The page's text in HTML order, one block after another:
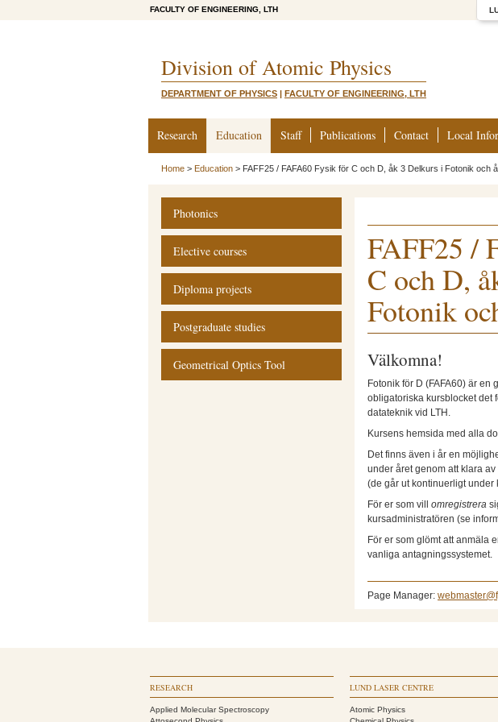
FACULTY OF ENGINEERING, LTH
Division of Atomic Physics
DEPARTMENT OF PHYSICS | FACULTY OF ENGINEERING, LTH
Research Education Staff Publications Contact Local
Home > Education > FAFF25 / FAFA60 Fysik för C och D, åk 3 Delkurs i Fotonik och
Photonics
Elective courses
Diploma projects
Postgraduate studies
Geometrical Optics Tool
FAFF25 /
C och D,
Fotonik
Välkomna!
Fotonik för D (FAFA60) är
obligatoriska kursblocket det
datateknik vid LTH.
Kursens hemsida med alla
Det finns även i år en
under året genom att klara
(de går ut kontinuerligt under
För er som vill omregistrera
kursadministratören (se
För er som glömt att anmäla
vanliga antagningssystemet.
Page Manager:
RESEARCH
Applied Molecular Spectroscopy
LUND LASER CENTRE
Atomic Physics